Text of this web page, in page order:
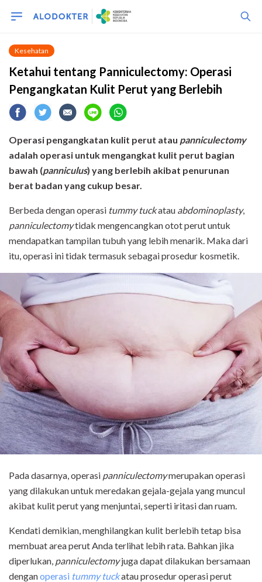
Kesehatan
Ketahui tentang Panniculectomy: Operasi
Pengangkatan Kulit Perut yang Berlebih
Operasi pengangkatan kulit perut atau panniculectomy
adalah operasi untuk mengangkat kulit perut bagian
bawah (panniculus) yang berlebih akibat penurunan
berat badan yang cukup besar.
Berbeda dengan operasi tummy tuckatau abdominoplasty,
panniculectomytidak mengencangkan otot perut untuk
mendapatkan tampilan tubuh yang lebih menarik. Maka dari
itu, operasi ini tidak termasuk sebagai prosedur kosmetik.
Pada dasarnya, operasi panniculectomymerupakan operasi
yang dilakukan untuk meredakan gejala-gejala yang muncul
akibat kulit perut yang menjuntai, seperti iritasi dan ruam.
Kendati demikian, menghilangkan kulit berlebih tetap bisa
membuat area perut Anda terlihat lebih rata. Bahkan jika
diperlukan, panniculectomyjuga dapat dilakukan bersamaan
denganoperasi tummy tuckatau prosedur operasi perut